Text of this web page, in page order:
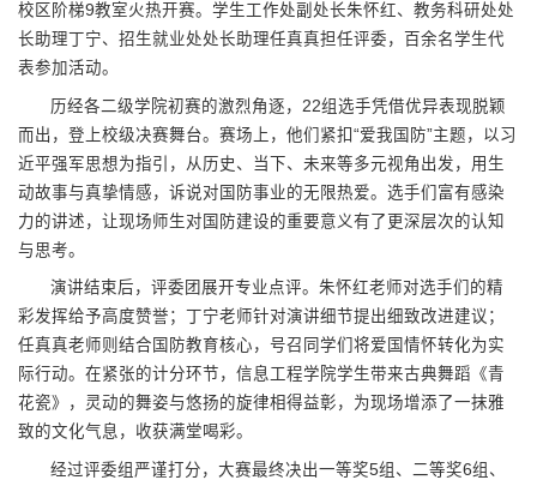
校区阶梯9教室火热开赛。学生工作处副处长朱怀红、教务科研处处
长助理丁宁、招生就业处处长助理任真真担任评委，百余名学生代
表参加活动。
历经各二级学院初赛的激烈角逐，22组选手凭借优异表现脱颖
而出，登上校级决赛舞台。赛场上，他们紧扣“爱我国防”主题，以习
近平强军思想为指引，从历史、当下、未来等多元视角出发，用生
动故事与真挚情感，诉说对国防事业的无限热爱。选手们富有感染
力的讲述，让现场师生对国防建设的重要意义有了更深层次的认知
与思考。
演讲结束后，评委团展开专业点评。朱怀红老师对选手们的精
彩发挥给予高度赞誉；丁宁老师针对演讲细节提出细致改进建议；
任真真老师则结合国防教育核心，号召同学们将爱国情怀转化为实
际行动。在紧张的计分环节，信息工程学院学生带来古典舞蹈《青
花瓷》，灵动的舞姿与悠扬的旋律相得益彰，为现场增添了一抹雅
致的文化气息，收获满堂喝彩。
经过评委组严谨打分，大赛最终决出一等奖5组、二等奖6组、